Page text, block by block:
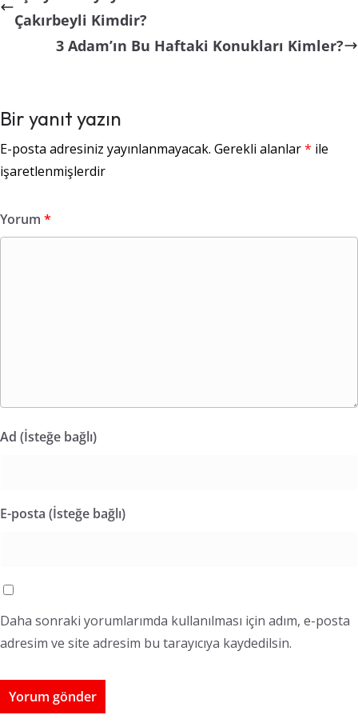
Çakırbeyli Kimdir?
3 Adam’ın Bu Haftaki Konukları Kimler?
Bir yanıt yazın
E-posta adresiniz yayınlanmayacak. Gerekli alanlar* ile
işaretlenmişlerdir
Yorum *
Ad (İsteğe bağlı)
E-posta (İsteğe bağlı)
Daha sonraki yorumlarımda kullanılması için adım, e-posta
adresim ve site adresim bu tarayıcıya kaydedilsin.